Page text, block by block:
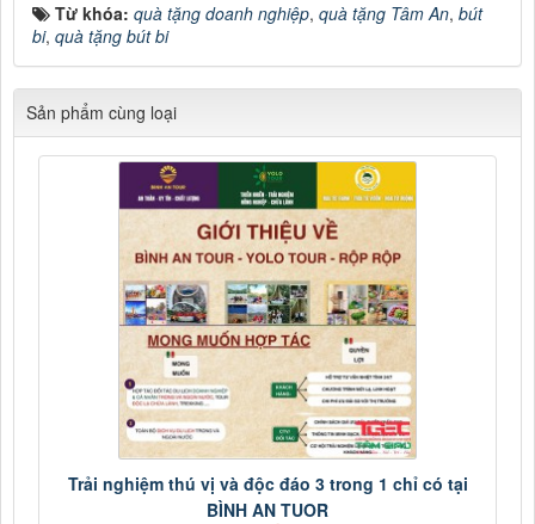
Từ khóa: quà tặng doanh nghiệp, quà tặng Tâm An, bút
bi, quà tặng bút bi
Sản phẩm cùng loại
Trải nghiệm thú vị và độc đáo 3 trong 1 chỉ có tại
BÌNH AN TUOR